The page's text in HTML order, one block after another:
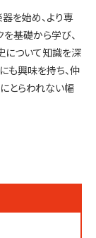
を始め、より専
基礎から学び、
について知識を深
も興味を持ち、仲
とらわれない幅